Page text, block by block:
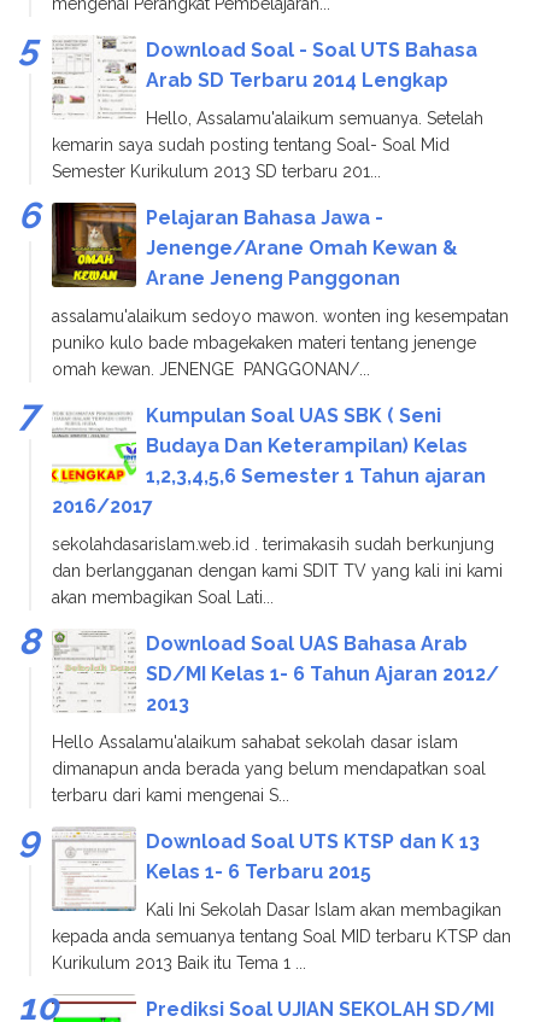
Download Soal - Soal UTS Bahasa
Arab SD Terbaru 2014 Lengkap
Hello, Assalamu'alaikum semuanya. Setelah
kemarin saya sudah posting tentang Soal- Soal Mid
Semester Kurikulum 2013 SD terbaru 201...
Pelajaran Bahasa Jawa -
Jenenge/Arane Omah Kewan &
Arane Jeneng Panggonan
assalamu'alaikum sedoyo mawon. wonten ing kesempatan
puniko kulo bade mbagekaken materi tentang jenenge
omah kewan. JENENGE PANGGONAN/...
Kumpulan Soal UAS SBK ( Seni
Budaya Dan Keterampilan) Kelas
1,2,3,4,5,6 Semester 1 Tahun ajaran
2016/2017
sekolahdasarislam.web.id . terimakasih sudah berkunjung
dan berlangganan dengan kami SDIT TV yang kali ini kami
akan membagikan Soal Lati...
Download Soal UAS Bahasa Arab
SD/MI Kelas 1- 6 Tahun Ajaran 2012/
2013
Hello Assalamu'alaikum sahabat sekolah dasar islam
dimanapun anda berada yang belum mendapatkan soal
terbaru dari kami mengenai S...
Download Soal UTS KTSP dan K 13
Kelas 1- 6 Terbaru 2015
Kali Ini Sekolah Dasar Islam akan membagikan
kepada anda semuanya tentang Soal MID terbaru KTSP dan
Kurikulum 2013 Baik itu Tema 1 ...
Prediksi Soal UJIAN SEKOLAH SD/MI